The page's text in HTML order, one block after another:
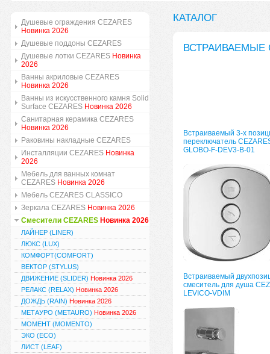
Душевые ограждения CEZARES
Новинка 2026
Душевые поддоны CEZARES
Душевые лотки CEZARES Новинка
2026
Ванны акриловые CEZARES
Новинка 2026
Ванны из искусственного камня Solid
Surface CEZARES Новинка 2026
Санитарная керамика CEZARES
Новинка 2026
Раковины накладные CEZARES
Инсталляции CEZARES Новинка
2026
Мебель для ванных комнат
CEZARES Новинка 2026
Мебель CEZARES CLASSICO
Зеркала CEZARES Новинка 2026
Смесители CEZARES Новинка 2026
ЛАЙНЕР (LINER)
ЛЮКС (LUX)
КОМФОРТ(COMFORT)
ВЕКТОР (STYLUS)
ДВИЖЕНИЕ (SLIDER) Новинка 2026
РЕЛАКС (RELAX) Новинка 2026
ДОЖДЬ (RAIN) Новинка 2026
МЕТАУРО (METAURO) Новинка 2026
МОМЕНТ (MOMENTO)
ЭКО (ECO)
ЛИСТ (LEAF)
КАТАЛОГ
ВСТРАИВАЕМЫЕ
Встраиваемый 3-х
переключатель
GLOBO-F-DEV3-B-01
Встраиваемый
смеситель для душа
LEVICO-VDIM